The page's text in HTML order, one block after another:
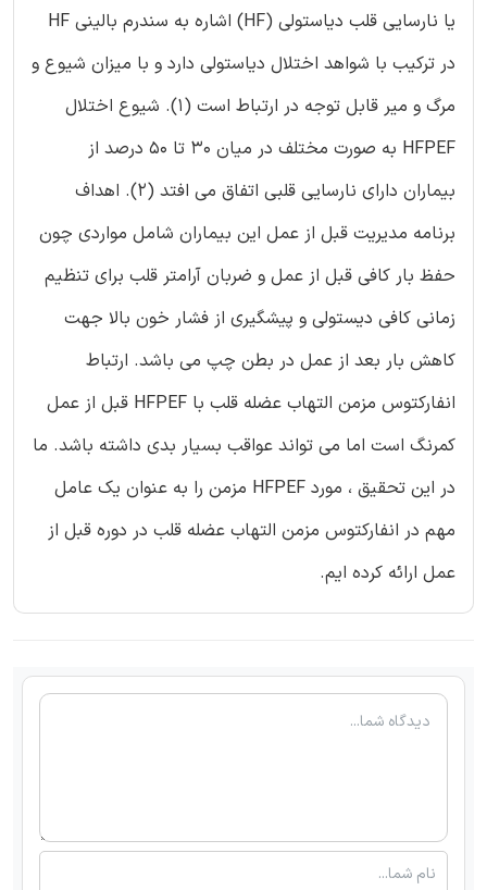
یا نارسایی قلب دیاستولی (HF) اشاره به سندرم بالینی HF
در ترکیب با شواهد اختلال دیاستولی دارد و با میزان شیوع و
مرگ و میر قابل توجه در ارتباط است (1). شیوع اختلال
HFPEF به صورت مختلف در میان 30 تا 50 درصد از
بیماران دارای نارسایی قلبی اتفاق می افتد (2). اهداف
برنامه مدیریت قبل از عمل این بیماران شامل مواردی چون
حفظ بار کافی قبل از عمل و ضربان آرامتر قلب برای تنظیم
زمانی کافی دیستولی و پیشگیری از فشار خون بالا جهت
کاهش بار بعد از عمل در بطن چپ می باشد. ارتباط
انفارکتوس مزمن التهاب عضله قلب با HFPEF قبل از عمل
کمرنگ است اما می تواند عواقب بسیار بدی داشته باشد. ما
در این تحقیق ، مورد HFPEF مزمن را به عنوان یک عامل
مهم در انفارکتوس مزمن التهاب عضله قلب در دوره قبل از
عمل ارائه کرده ایم.